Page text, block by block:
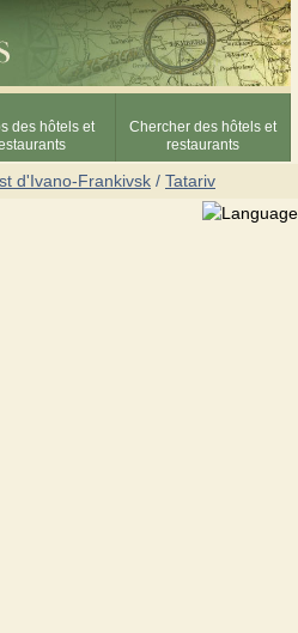
des hôtels et
Chercher des hôtels et
restaurants
d'Ivano-Frankivsk / Tatariv